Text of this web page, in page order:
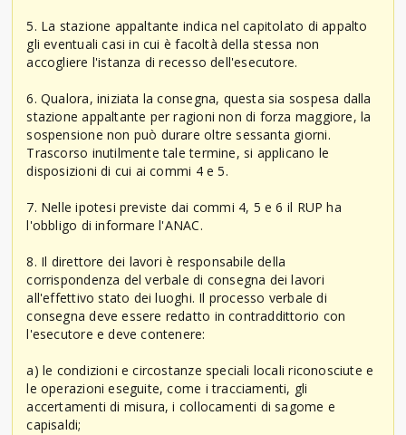
5. La stazione appaltante indica nel capitolato di appalto
gli eventuali casi in cui è facoltà della stessa non
accogliere l'istanza di recesso dell'esecutore.
6. Qualora, iniziata la consegna, questa sia sospesa dalla
stazione appaltante per ragioni non di forza maggiore, la
sospensione non può durare oltre sessanta giorni.
Trascorso inutilmente tale termine, si applicano le
disposizioni di cui ai commi 4 e 5.
7. Nelle ipotesi previste dai commi 4, 5 e 6 il RUP ha
l'obbligo di informare l'ANAC.
8. Il direttore dei lavori è responsabile della
corrispondenza del verbale di consegna dei lavori
all'effettivo stato dei luoghi. Il processo verbale di
consegna deve essere redatto in contraddittorio con
l'esecutore e deve contenere:
a) le condizioni e circostanze speciali locali riconosciute e
le operazioni eseguite, come i tracciamenti, gli
accertamenti di misura, i collocamenti di sagome e
capisaldi;